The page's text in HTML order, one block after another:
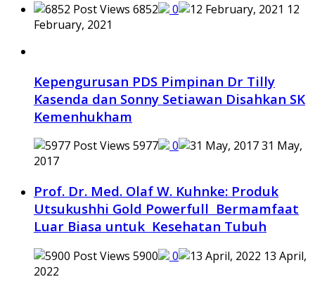
6852
0
12
February, 2021
Kepengurusan PDS Pimpinan Dr Tilly
Kasenda dan Sonny Setiawan Disahkan SK
Kemenhukham
5977 0
31 May,
2017
Prof. Dr. Med. Olaf W. Kuhnke: Produk
Utsukushhi Gold Powerfull Bermamfaat
Luar Biasa untuk Kesehatan Tubuh
5900 0
13 April,
2022